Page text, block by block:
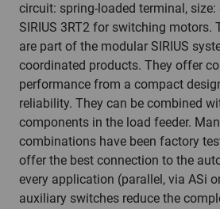
circuit: spring-loaded terminal,
SIRIUS 3RT2 for switching motors.
are part of the modular SIRIUS
coordinated products. They offer
performance from a compact
reliability. They can be combined
components in the load feeder.
combinations have been factory
offer the best connection to the
every application (parallel, via ASi
auxiliary switches reduce the